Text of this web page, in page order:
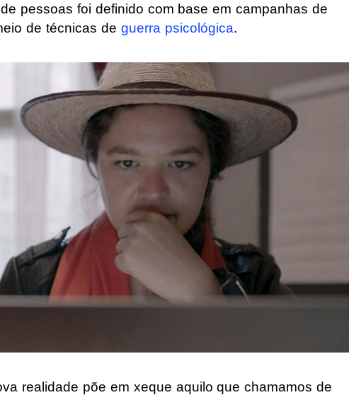
pessoas foi definido com base em campanhas de
de técnicas de guerra psicológica.
realidade põe em xeque aquilo que chamamos de